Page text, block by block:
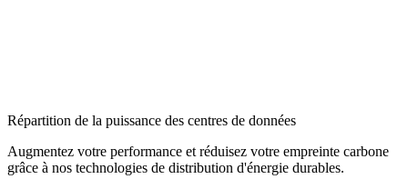
Répartition de la puissance des centres de données
Augmentez votre performance et réduisez votre empreinte carbone
grâce à nos technologies de distribution d'énergie durables.